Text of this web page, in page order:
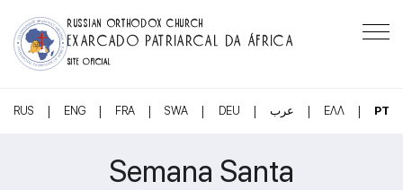
RUSSIAN ORTHODOX CHURCH
EXARCADO PATRIARCAL DA ÁFRICA
SITE OFICIAL
RUS | ENG | FRA | SWA | DEU | عرب | ΕΛΛ | PT
Semana Santa